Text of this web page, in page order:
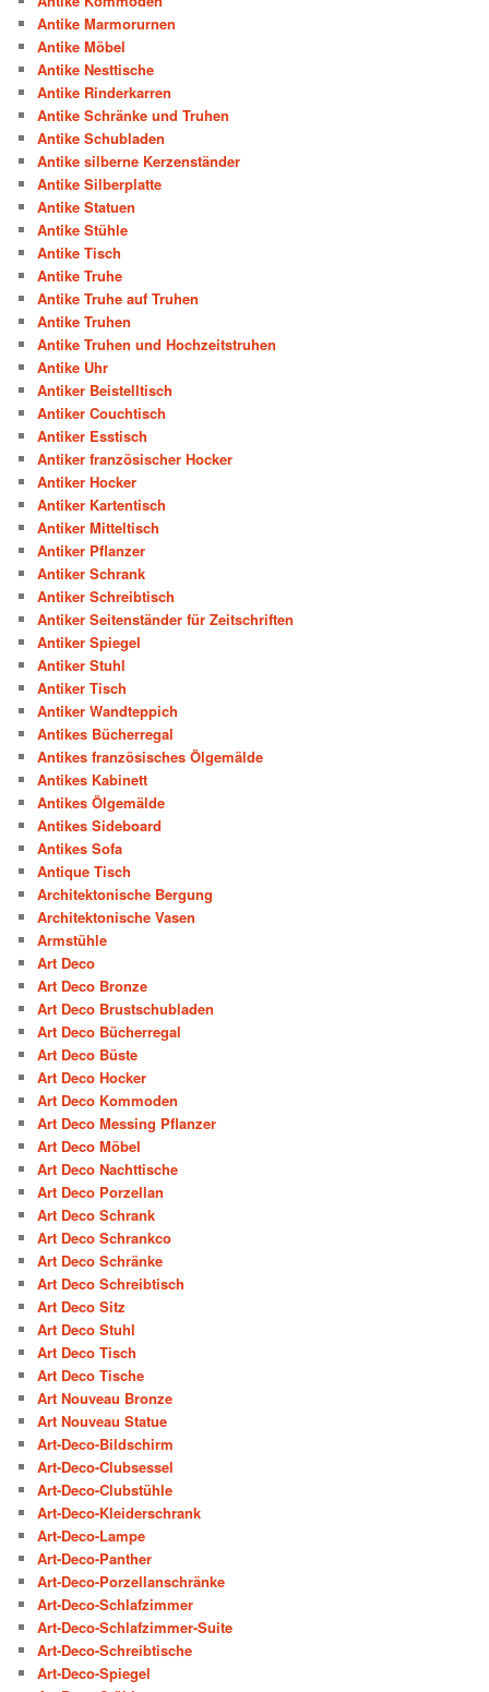
Antike Marmorurnen
Antike Möbel
Antike Nesttische
Antike Rinderkarren
Antike Schränke und Truhen
Antike Schubladen
Antike silberne Kerzenständer
Antike Silberplatte
Antike Statuen
Antike Stühle
Antike Tisch
Antike Truhe
Antike Truhe auf Truhen
Antike Truhen
Antike Truhen und Hochzeitstruhen
Antike Uhr
Antiker Beistelltisch
Antiker Couchtisch
Antiker Esstisch
Antiker französischer Hocker
Antiker Hocker
Antiker Kartentisch
Antiker Mitteltisch
Antiker Pflanzer
Antiker Schrank
Antiker Schreibtisch
Antiker Seitenständer für Zeitschriften
Antiker Spiegel
Antiker Stuhl
Antiker Tisch
Antiker Wandteppich
Antikes Bücherregal
Antikes französisches Ölgemälde
Antikes Kabinett
Antikes Ölgemälde
Antikes Sideboard
Antikes Sofa
Antique Tisch
Architektonische Bergung
Architektonische Vasen
Armstühle
Art Deco
Art Deco Bronze
Art Deco Brustschubladen
Art Deco Bücherregal
Art Deco Büste
Art Deco Hocker
Art Deco Kommoden
Art Deco Messing Pflanzer
Art Deco Möbel
Art Deco Nachttische
Art Deco Porzellan
Art Deco Schrank
Art Deco Schrankco
Art Deco Schränke
Art Deco Schreibtisch
Art Deco Sitz
Art Deco Stuhl
Art Deco Tisch
Art Deco Tische
Art Nouveau Bronze
Art Nouveau Statue
Art-Deco-Bildschirm
Art-Deco-Clubsessel
Art-Deco-Clubstühle
Art-Deco-Kleiderschrank
Art-Deco-Lampe
Art-Deco-Panther
Art-Deco-Porzellanschränke
Art-Deco-Schlafzimmer
Art-Deco-Schlafzimmer-Suite
Art-Deco-Schreibtische
Art-Deco-Spiegel